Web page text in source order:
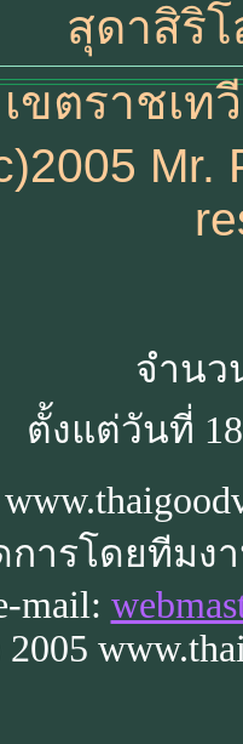
สุดาสิ
ขตราชเท
Mr.
จำนว
ตั้งแต่วันที่
การโดยทีม
mail: